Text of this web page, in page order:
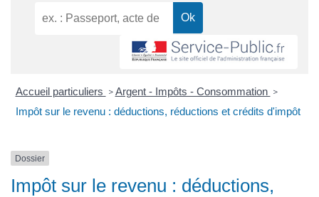
Accueil particuliers > Argent - Impôts - Consommation >
Impôt sur le revenu : déductions, réductions et crédits d'impôt
Dossier
Impôt sur le revenu : déductions,